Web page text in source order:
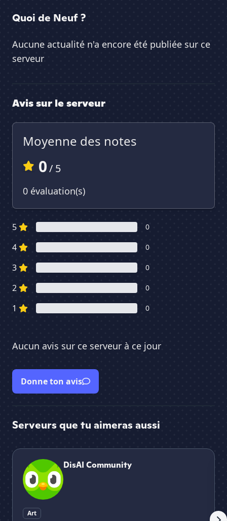
Quoi de Neuf ?
Aucune actualité n'a encore été publiée sur ce
serveur
Avis sur le serveur
Moyenne des notes
0/ 5
0 évaluation(s)
5 0
4 0
3 0
2 0
1 0
Aucun avis sur ce serveur à ce jour
Donne ton avis
Serveurs que tu aimeras aussi
DisAI Community
DisAI Community
Art